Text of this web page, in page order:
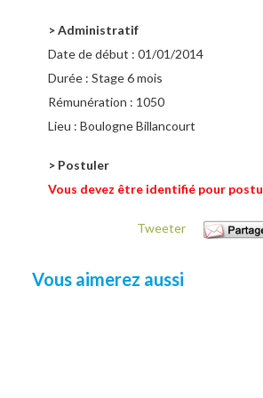
> Administratif
Date de début : 01/01/2014
Durée : Stage 6 mois
Rémunération : 1050
Lieu : Boulogne Billancourt
> Postuler
Vous devez être identifié pour
Tweeter
Vous aimerez aussi